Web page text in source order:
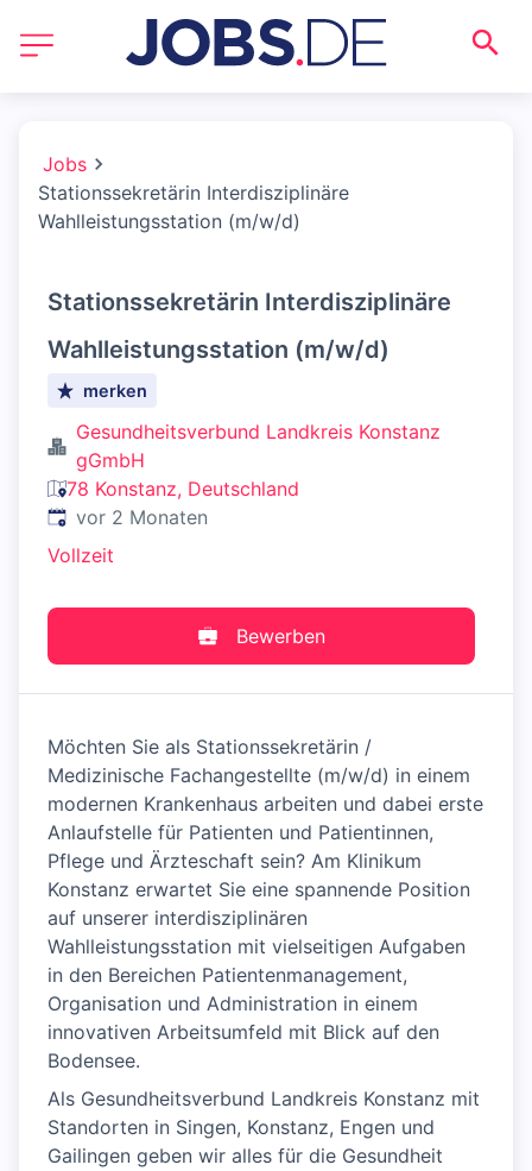
Jobs
Stationssekretärin Interdisziplinäre
Wahlleistungsstation (m/w/d)
Stationssekretärin Interdisziplinäre
Wahlleistungsstation (m/w/d)
merken
Gesundheitsverbund Landkreis Konstanz
gGmbH
78 Konstanz, Deutschland
Veröffentlicht:
vor 2 Monaten
Vollzeit
Bewerben
Möchten Sie als Stationssekretärin /
Medizinische Fachangestellte (m/w/d) in einem
modernen Krankenhaus arbeiten und dabei erste
Anlaufstelle für Patienten und Patientinnen,
Pflege und Ärzteschaft sein? Am Klinikum
Konstanz erwartet Sie eine spannende Position
auf unserer interdisziplinären
Wahlleistungsstation mit vielseitigen Aufgaben
in den Bereichen Patientenmanagement,
Organisation und Administration in einem
innovativen Arbeitsumfeld mit Blick auf den
Bodensee.
Als Gesundheitsverbund Landkreis Konstanz mit
Standorten in Singen, Konstanz, Engen und
Gailingen geben wir alles für die Gesundheit